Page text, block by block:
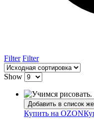
Filter Filter
Show
Добавить в список
Купить на OZON